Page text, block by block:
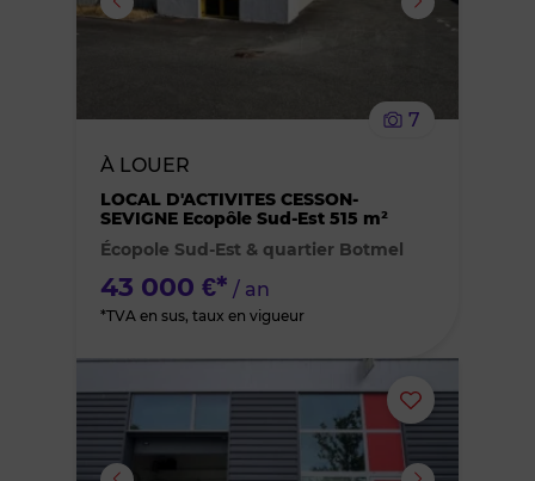
supprimer
7
À LOUER
LOCAL D'ACTIVITES CESSON-
SEVIGNE Ecopôle Sud-Est 515 m²
Écopole Sud-Est & quartier Botmel
43 000 €* / an
*TVA en sus, taux en vigueur
Ajouter
ou